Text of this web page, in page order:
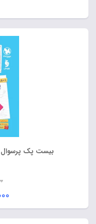
بیست پک پرسوال